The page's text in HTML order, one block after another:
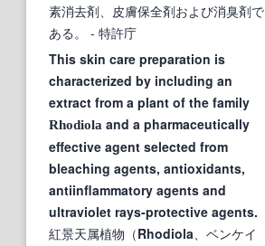
素消去剤、皮膚保全剤および消臭剤で
ある。
- 特許庁
This skin care preparation is
characterized by including an
extract from a plant of the family
Rhodiola and a pharmaceutically
effective agent selected from
bleaching agents, antioxidants,
antiinflammatory agents and
ultraviolet rays-protective agents.
紅景天属植物（Rhodiola 、ベンケイ